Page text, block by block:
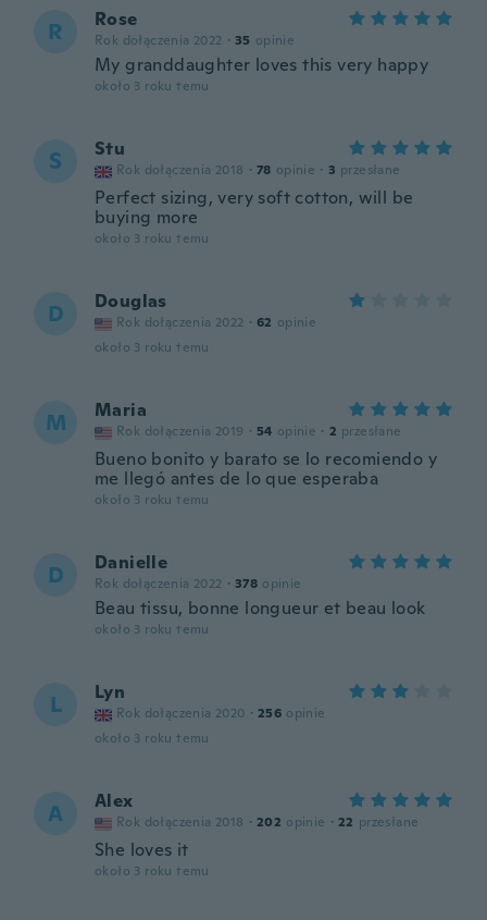
R Rose
Rok dołączenia 2022 · 35 opinie
My granddaughter loves this very happy
około 3 roku temu
S Stu
Rok dołączenia 2018 · 78 opinie · 3 przesłane
Perfect sizing, very soft cotton, will be
buying more
około 3 roku temu
D Douglas
Rok dołączenia 2022 · 62 opinie
około 3 roku temu
M Maria
Rok dołączenia 2019 · 54 opinie · 2 przesłane
Bueno bonito y barato se lo recomiendo y
me llegó antes de lo que esperaba
około 3 roku temu
D Danielle
Rok dołączenia 2022 · 378 opinie
Beau tissu, bonne longueur et beau look
około 3 roku temu
L Lyn
Rok dołączenia 2020 · 256 opinie
około 3 roku temu
A Alex
Rok dołączenia 2018 · 202 opinie · 22 przesłane
She loves it
około 3 roku temu